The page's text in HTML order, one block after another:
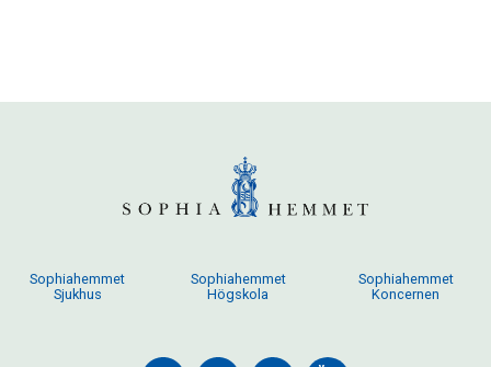
Sophiahemmet
Sjukhus
Sophiahemmet
Högskola
Sophiahemmet
Koncernen